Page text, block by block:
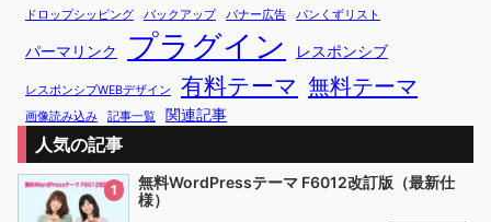
ドロップシッピング バックアップ バナー広告 パンくずリスト
パーマリンク プラグイン レスポンシブ
レスポンシブWEBデザイン 有料テーマ 無料テーマ
画像読み込み 記事一覧 関連記事
人気の記事
1
無料WordPressテーマ F6012改訂版（最新仕
様）